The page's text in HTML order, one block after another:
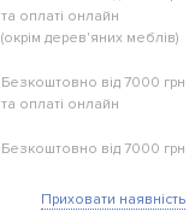
та оплаті онлайн
(окрім дерев'яних меблів)
Безкоштовно від 7000 грн
та оплаті онлайн
Безкоштовно від 7000 грн
Приховати наявність